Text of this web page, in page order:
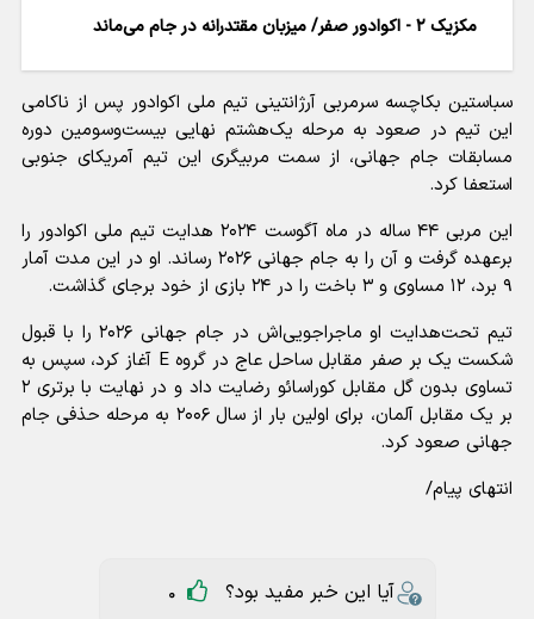
مکزیک ۲ - اکوادور صفر/ میزبان مقتدرانه در جام می‌ماند
سباستین بکاچسه سرمربی آرژانتینی تیم ملی اکوادور پس از ناکامی
این تیم در صعود به مرحله یک‌هشتم نهایی بیست‌وسومین دوره
مسابقات جام جهانی، از سمت مربیگری این تیم آمریکای جنوبی
استعفا کرد.
این مربی ۴۴ ساله در ماه آگوست ۲۰۲۴ هدایت تیم ملی اکوادور را
برعهده گرفت و آن را به جام جهانی ۲۰۲۶ رساند. او در این مدت آمار
۹ برد، ۱۲ مساوی و ۳ باخت را در ۲۴ بازی از خود برجای گذاشت.
تیم تحت‌هدایت او ماجراجویی‌اش در جام جهانی ۲۰۲۶ را با قبول
شکست یک بر صفر مقابل ساحل عاج در گروه E آغاز کرد، سپس به
تساوی بدون گل مقابل کوراسائو رضایت داد و در نهایت با برتری ۲
بر یک مقابل آلمان، برای اولین بار از سال ۲۰۰۶ به مرحله حذفی جام
جهانی صعود کرد.
انتهای پیام/
آیا این خبر مفید بود؟ 0